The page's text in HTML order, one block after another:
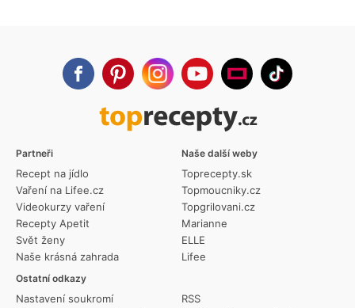
Partneři
Recept na jídlo
Vaření na Lifee.cz
Videokurzy vaření
Recepty Apetit
Svět ženy
Naše krásná zahrada
Ostatní odkazy
Nastavení soukromí
RSS
Naše další weby
Toprecepty.sk
Topmoucniky.cz
Topgrilovani.cz
Marianne
ELLE
Lifee